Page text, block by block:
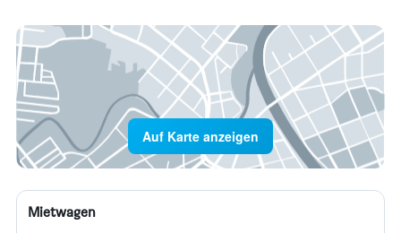
Auf Karte anzeigen
Mietwagen